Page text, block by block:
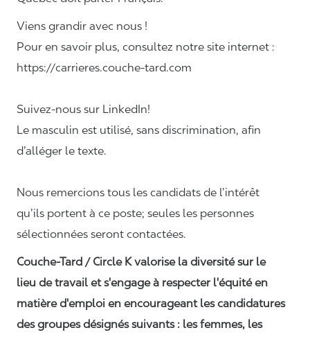
Viens grandir avec nous !
Pour en savoir plus, consultez notre site internet :
https://carrieres.couche-tard.com
Suivez-nous sur LinkedIn!
Le masculin est utilisé, sans discrimination, afin
d’alléger le texte.
Nous remercions tous les candidats de l’intérêt
qu’ils portent à ce poste; seules les personnes
sélectionnées seront contactées.
Couche-Tard / Circle K valorise la diversité sur le
lieu de travail et s'engage à respecter l'équité en
matière d'emploi en encourageant les candidatures
des groupes désignés suivants : les femmes, les